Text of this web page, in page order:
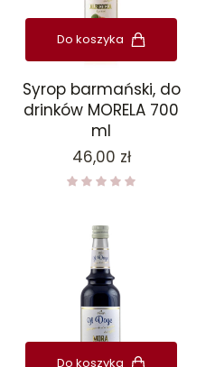
Do koszyka
Syrop barmański, do
drinków MORELA 700
ml
Cena
46,00 zł
Do koszyka